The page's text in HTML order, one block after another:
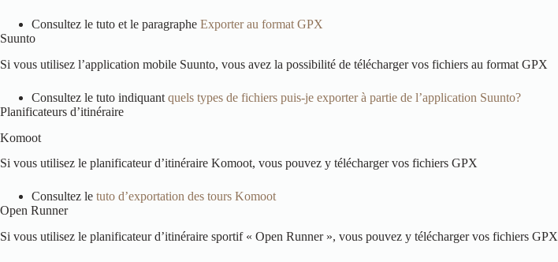
Consultez le tuto et le paragraphe Exporter au format GPX
Suunto
Si vous utilisez l’application mobile Suunto, vous avez la possibilité de télécharger vos fichiers au format GPX
Consultez le tuto indiquant quels types de fichiers puis-je exporter à partie de l’application Suunto?
Planificateurs d’itinéraire
Komoot
Si vous utilisez le planificateur d’itinéraire Komoot, vous pouvez y télécharger vos fichiers GPX
Consultez le tuto d’exportation des tours Komoot
Open Runner
Si vous utilisez le planificateur d’itinéraire sportif « Open Runner », vous pouvez y télécharger vos fichiers GPX